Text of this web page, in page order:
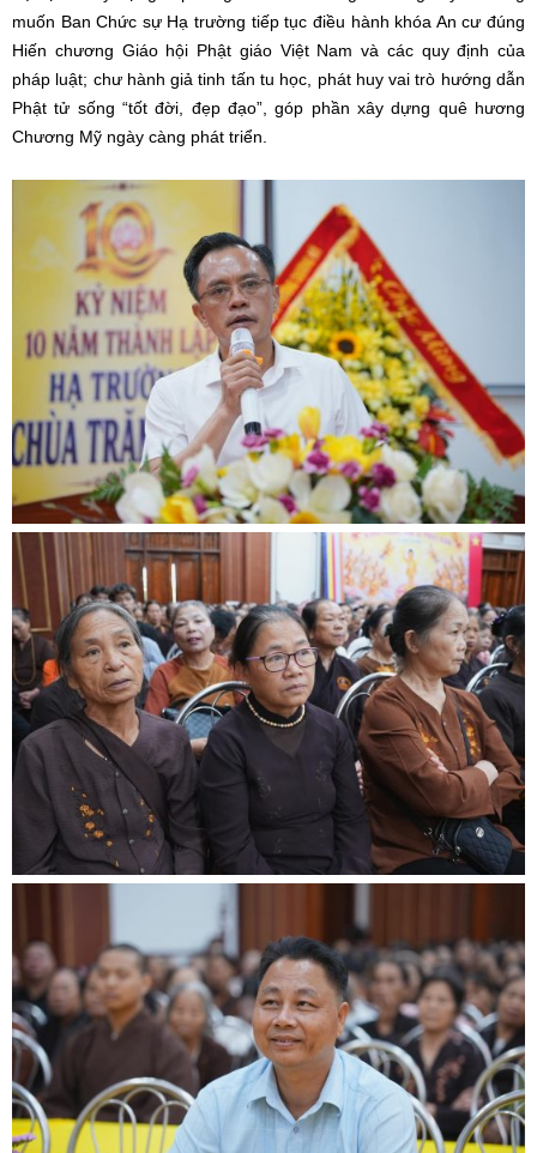
muốn Ban Chức sự Hạ trường tiếp tục điều hành khóa An cư đúng
Hiến chương Giáo hội Phật giáo Việt Nam và các quy định của
pháp luật; chư hành giả tinh tấn tu học, phát huy vai trò hướng dẫn
Phật tử sống “tốt đời, đẹp đạo”, góp phần xây dựng quê hương
Chương Mỹ ngày càng phát triển.